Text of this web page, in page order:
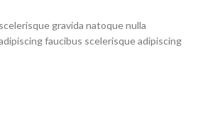
gravida natoque nulla
faucibus scelerisque adipiscing